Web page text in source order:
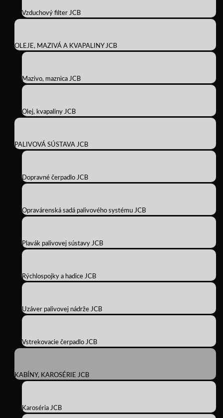
Vzduchový filter JCB
OLEJE, MAZIVÁ A KVAPALINY JCB
Mazivo, maznica JCB
Olej, kvapaliny JCB
PALIVOVÁ SÚSTAVA JCB
Dopravné čerpadlo JCB
Opravárenská sadá palivového systému JCB
Plavák palivovej sústavy JCB
Rýchlospojky a hadice JCB
Uzáver palivovej nádrže JCB
Vstrekovacie čerpadlo JCB
KABÍNY, KAROSÉRIE JCB
Karoséria JCB